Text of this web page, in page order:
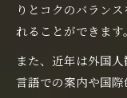
りとコクのバラン
れることができます。
また、近年は外国
言語での案内や国